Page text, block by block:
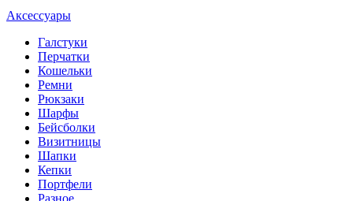
Аксессуары
Галстуки
Перчатки
Кошельки
Ремни
Рюкзаки
Шарфы
Бейсболки
Визитницы
Шапки
Кепки
Портфели
Разное